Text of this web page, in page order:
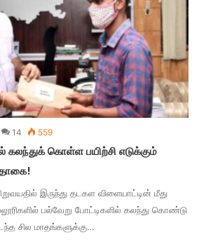
14 559
கலந்துக் கொள்ள பயிற்சி எடுக்கும்
இருந்து தடகள விளையாட்டின் மீது
பல்வேறு போட்டிகளில் கலந்து கொண்டு
சில மாதங்களுக்கு…